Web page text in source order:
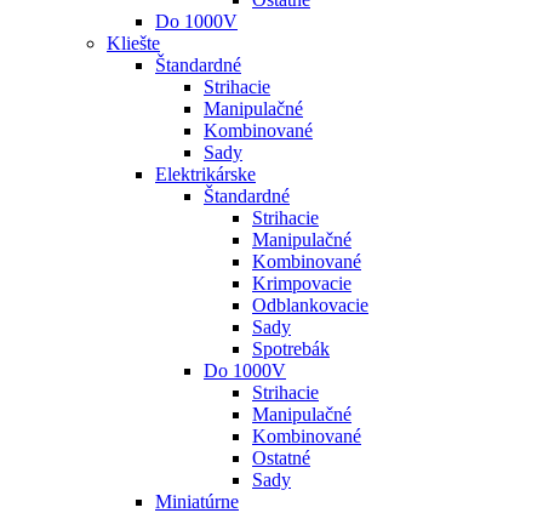
Do 1000V
Kliešte
Štandardné
Strihacie
Manipulačné
Kombinované
Sady
Elektrikárske
Štandardné
Strihacie
Manipulačné
Kombinované
Krimpovacie
Odblankovacie
Sady
Spotrebák
Do 1000V
Strihacie
Manipulačné
Kombinované
Ostatné
Sady
Miniatúrne